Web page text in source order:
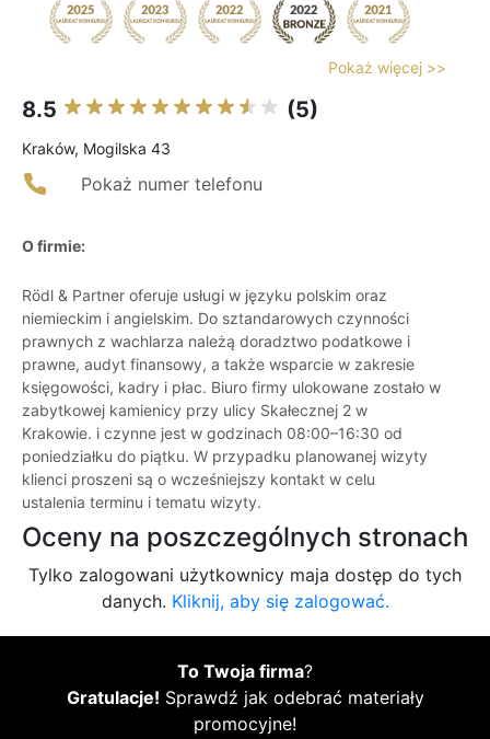
Pokaż więcej >>
8.5 (5)
Kraków, Mogilska 43
Pokaż numer telefonu
O firmie:
Rödl & Partner oferuje usługi w języku polskim oraz
niemieckim i angielskim. Do sztandarowych czynności
prawnych z wachlarza należą doradztwo podatkowe i
prawne, audyt finansowy, a także wsparcie w zakresie
księgowości, kadry i płac. Biuro firmy ulokowane zostało w
zabytkowej kamienicy przy ulicy Skałecznej 2 w
Krakowie. i czynne jest w godzinach 08:00–16:30 od
poniedziałku do piątku. W przypadku planowanej wizyty
klienci proszeni są o wcześniejszy kontakt w celu
ustalenia terminu i tematu wizyty.
Oceny na poszczególnych stronach
Tylko zalogowani użytkownicy maja dostęp do tych
danych. Kliknij, aby się zalogować.
To Twoja firma?
Gratulacje! Sprawdź jak odebrać materiały
promocyjne!